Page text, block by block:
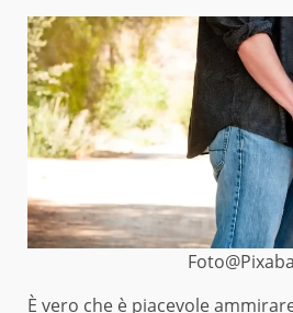
È vero che è piacevole